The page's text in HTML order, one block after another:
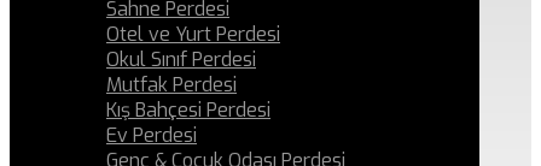
Sahne Perdesi
Otel ve Yurt Perdesi
Okul Sınıf Perdesi
Mutfak Perdesi
Kış Bahçesi Perdesi
Ev Perdesi
Genç & Çocuk Odası Perdesi